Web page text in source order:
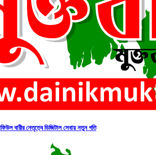
বারীর নেতৃত্বে ডিজিটাল সেবায় নতুন গতি